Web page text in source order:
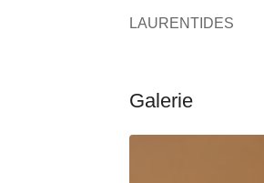
LAURENTIDES